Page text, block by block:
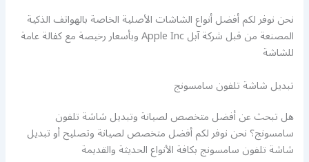
نحن نوفر لكم أفضل أنواع الشاشات الأصلية الخاصة بالهواتف الذكية
المصنعة من قبل شركة آبل Apple Inc وبأسعار رخيصة مع كفالة عامة
للشاشة
تبديل شاشة تلفون سامسونج
هل تبحث عن أفضل متخصص لصيانة وتبديل شاشة تلفون
سامسونج؟ نحن نوفر لكم أفضل متخصص لصيانة وتصليح أو تبديل
شاشة تلفون سامسونج بكافة الأنواع الحديثة والقديمة